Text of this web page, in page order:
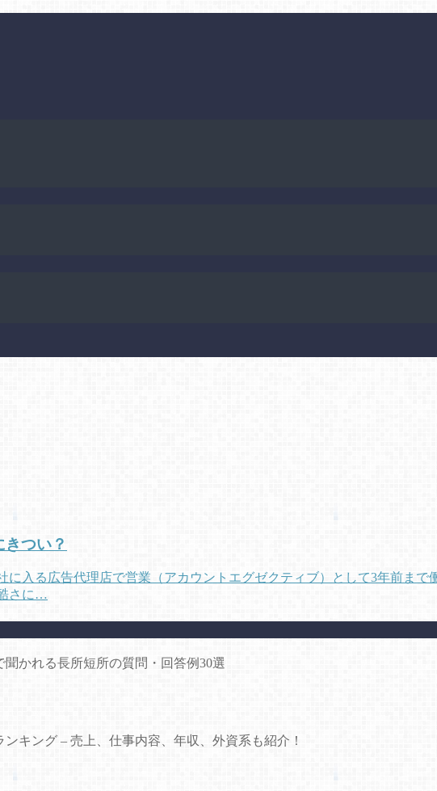
つい？
入る広告代理店で営業（アカウントエグゼクティブ）として3年前ま
さに…
聞かれる長所短所の質問・回答例30選
ンキング – 売上、仕事内容、年収、外資系も紹介！